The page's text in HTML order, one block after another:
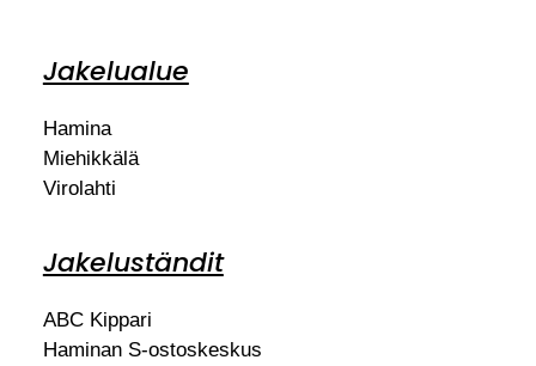
Jakelualue
Hamina
Miehikkälä
Virolahti
Jakeluständit
ABC Kippari
Haminan S-ostoskeskus